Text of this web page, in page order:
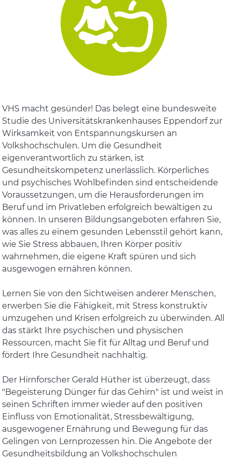
VHS macht gesünder! Das belegt eine bundesweite
Studie des Universitätskrankenhauses Eppendorf zur
Wirksamkeit von Entspannungskursen an
Volkshochschulen. Um die Gesundheit
eigenverantwortlich zu stärken, ist
Gesundheitskompetenz unerlässlich. Körperliches
und psychisches Wohlbefinden sind entscheidende
Voraussetzungen, um die Herausforderungen im
Beruf und im Privatleben erfolgreich bewältigen zu
können. In unseren Bildungsangeboten erfahren Sie,
was alles zu einem gesunden Lebensstil gehört kann,
wie Sie Stress abbauen, Ihren Körper positiv
wahrnehmen, die eigene Kraft spüren und sich
ausgewogen ernähren können.
Lernen Sie von den Sichtweisen anderer Menschen,
erwerben Sie die Fähigkeit, mit Stress konstruktiv
umzugehen und Krisen erfolgreich zu überwinden. All
das stärkt Ihre psychischen und physischen
Ressourcen, macht Sie fit für Alltag und Beruf und
fördert Ihre Gesundheit nachhaltig.
Der Hirnforscher Gerald Hüther ist überzeugt, dass
"Begeisterung Dünger für das Gehirn" ist und weist in
seinen Schriften immer wieder auf den positiven
Einfluss von Emotionalität, Stressbewältigung,
ausgewogener Ernährung und Bewegung für das
Gelingen von Lernprozessen hin. Die Angebote der
Gesundheitsbildung an Volkshochschulen